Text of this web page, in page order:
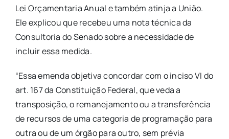
Lei Orçamentaria Anual e também atinja a União.
Ele explicou que recebeu uma nota técnica da
Consultoria do Senado sobre a necessidade de
incluir essa medida.
“Essa emenda objetiva concordar com o inciso VI do
art. 167 da Constituição Federal, que veda a
transposição, o remanejamento ou a transferência
de recursos de uma categoria de programação para
outra ou de um órgão para outro, sem prévia